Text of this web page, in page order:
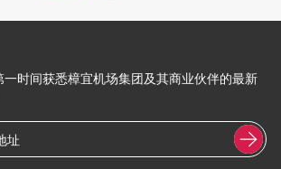
时间获悉樟宜机场集团及其商业伙伴的最新